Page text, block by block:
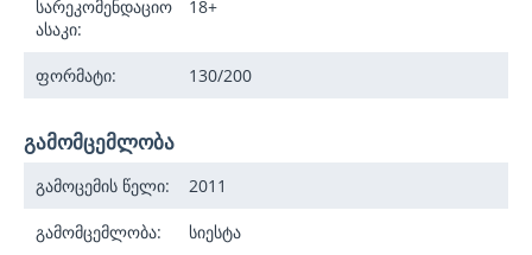
სარეკომენდაციო
ასაკი:
18+
ფორმატი: 130/200
გამომცემლობა
გამოცემის წელი: 2011
გამომცემლობა: სიესტა